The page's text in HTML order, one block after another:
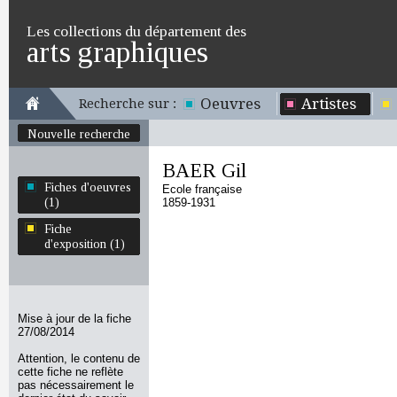
Les collections du département des
arts graphiques
Recherche sur : Oeuvres Artistes
Nouvelle recherche
Fiches d'oeuvres
(1)
Fiche
d'exposition (1)
Mise à jour de la fiche
27/08/2014
Attention, le contenu de
cette fiche ne reflète
pas nécessairement le
BAER Gil
Ecole française
1859-1931